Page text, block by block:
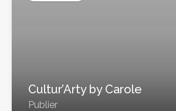
Cultur’Arty by Carole
Publier